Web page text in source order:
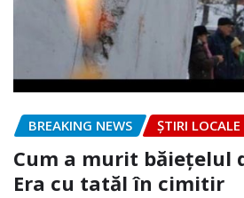
BREAKING NEWS ȘTIRI LOCALE
Cum a murit băiețelul
Era cu tatăl în cimitir